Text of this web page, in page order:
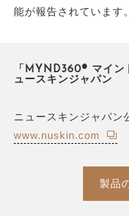
能が報告されています。
「MYND360® マイン
ュースキンジャパン
ニュースキンジャパン
www.nuskin.com
製品